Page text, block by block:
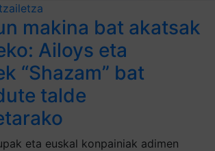
makina bat akatsak
Ailoys eta
“Shazam” bat
talde
eta euskal konpainiak adimen